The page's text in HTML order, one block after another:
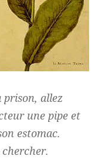
allez
une pipe et
estomac.